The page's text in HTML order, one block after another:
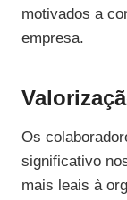
motivados a
empresa.
Os
significativo
mais leais à